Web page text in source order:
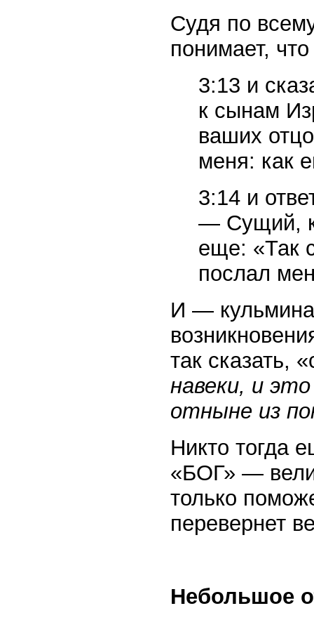
Судя по
понимает,
3:13 и
к сынам
ваших
меня: как
3:14 и
— Сущий,
еще: «Так
послал
И —
так сказать,
навеки, и
отныне из
Никто тогда
«БОГ» —
только
перевернет
Небольшое